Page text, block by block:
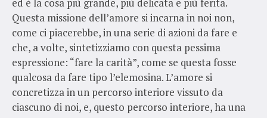
Questa missione dell’amore si incarna in noi non,
come ci piacerebbe, in una serie di azioni da fare e
che, a volte, sintetizziamo con questa pessima
espressione: “fare la carità”, come se questa fosse
qualcosa da fare tipo l’elemosina. L’amore si
concretizza in un percorso interiore vissuto da
ciascuno di noi, e, questo percorso interiore, ha una